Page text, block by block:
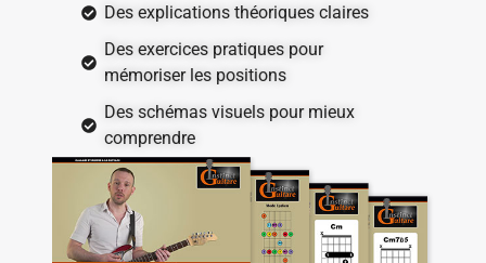
Des explications théoriques claires
Des exercices pratiques pour
mémoriser les positions
Des schémas visuels pour mieux
comprendre